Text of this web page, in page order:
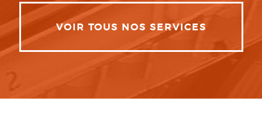
VOIR TOUS NOS SERVICES